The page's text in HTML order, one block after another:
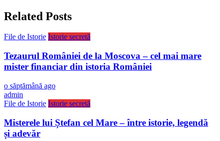
Related Posts
File de Istorie Istorie secretă
Tezaurul României de la Moscova – cel mai mare
mister financiar din istoria României
o săptămână ago
admin
File de Istorie Istorie secretă
Misterele lui Ștefan cel Mare – între istorie, legendă
și adevăr